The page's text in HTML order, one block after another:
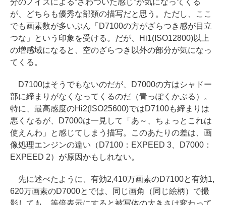
分のノイズによる“ざわついた感じ”が気になってくる
が、どちらも優秀な部類の描写だと思う。ただし、ここ
でも画素数が多いぶん「D7100の方がざらつき感が目立
つな」という印象を受ける。だが、Hi1(ISO12800)以上
の増感域になると、空のざらつき以外の部分が気になっ
てくる。
D7100はそうでもないのだが、D7000の方はシャドー
部に締まりがなくなってくるのだ（青っぽくかぶる）。
特に、最高感度のHi2(ISO25600)ではD7100も締まりは
悪くなるが、D7000は一見して「あ～、ちょっとこれは
使えんわ」と感じてしまう描写。このあたりの差は、画
像処理エンジンの違い（D7100：EXPEED 3、D7000：
EXPEED 2）が原因かもしれない。
先に述べたように、有効2,410万画素のD7100と有効1,
620万画素のD7000とでは、同じ画角（同じ絵柄）で撮
影しても、等倍表示にすると被写体の大きさは変わって